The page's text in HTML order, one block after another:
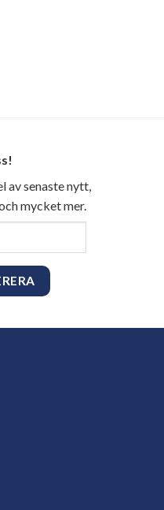
av senaste nytt,
mycket mer.